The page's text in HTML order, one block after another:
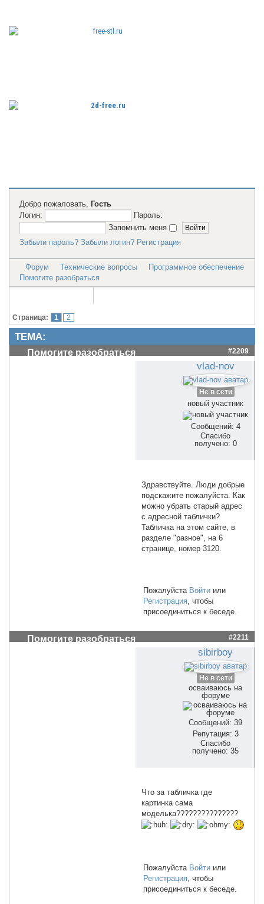
Добро пожаловать, Гость
Логин:
Пароль:
Запомнить меня
Забыли пароль? Забыли логин? Регистрация
Форум Технические вопросы
Программное обеспечение
Помогите разобраться
Страница: 1 2
ТЕМА:
Помогите разобраться #2209
vlad-nov
Не в сети
новый участник
Сообщений: 4
Спасибо
получено: 0
Здравствуйте. Люди добрые
подскажите пожалуйста. Как
можно убрать старый адрес
с адресной таблички?
Табличка на этом сайте, в
разделе "разное", на 6
странице, номер 3120.
Пожалуйста Войти или
Регистрация , чтобы
присоединиться к беседе.
Помогите разобраться #2211
sibirboy
Не в сети
осваиваюсь на
форуме
Сообщений: 39
Репутация: 3
Спасибо
получено: 35
Что за табличка где
картинка сама
моделька???????????????
Пожалуйста Войти или
Регистрация , чтобы
присоединиться к беседе.